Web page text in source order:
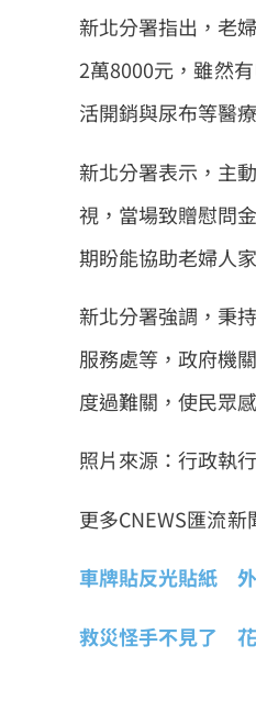
新北分署指出，老
2萬8000元，雖然
活開銷與尿布等醫
新北分署表示，主
視，當場致贈慰問
期盼能協助老婦人
新北分署強調，秉
服務處等，政府機
度過難關，使民眾
照片來源：行政執
更多CNEWS匯流新
車牌貼反光貼紙
救災怪手不見了